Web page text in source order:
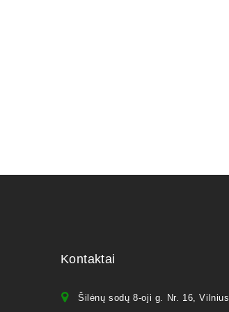
Kontaktai
Šilėnų sodų 8-oji g. Nr. 16, Vilnius